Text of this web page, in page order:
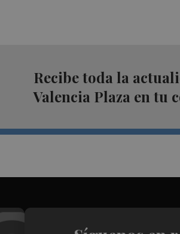
Recibe toda la
Valencia Plaza en tu